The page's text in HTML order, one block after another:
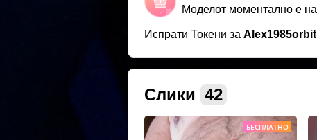
Моделот моментално е на
Испрати Токени за Alex1985orbit
Слики 42
БЕСПЛАТНО